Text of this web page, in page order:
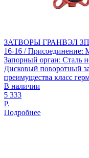
ЗАТВОРЫ ГРАНВЭЛ
16-16 / Присоединение:
Запорный орган: Сталь
Дисковый поворотный
преимущества класс
В наличии
5 333
Р.
Подробнее